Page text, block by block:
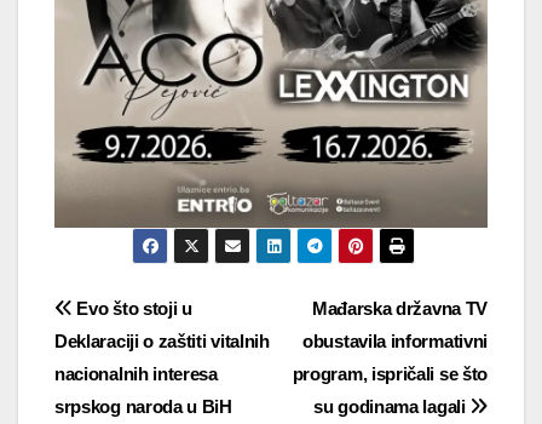
Navigacija
objava
Mađarska državna TV
obustavila informativni
program, ispričali se što
su godinama lagali
Evo što stoji u
Deklaraciji o zaštiti vitalnih
nacionalnih interesa
srpskog naroda u BiH